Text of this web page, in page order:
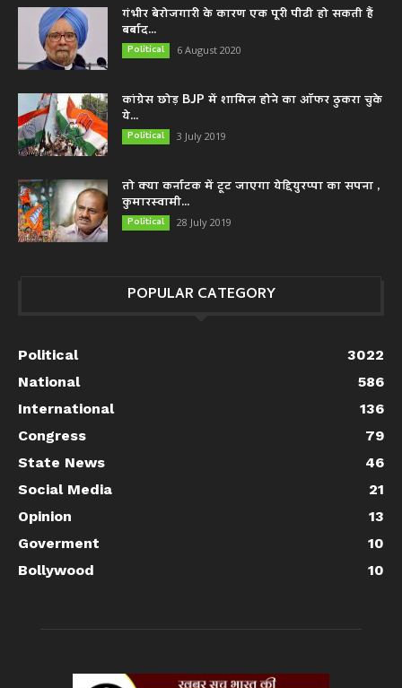
गंभीर बेरोजगारी के कारण एक पूरी पीढी हो सकती हैं
बर्बाद...
Political 6 August 2020
कांग्रेस छोड़ BJP में शामिल होने का ऑफर ठुकरा चुके
ये...
Political 3 July 2019
तो क्या कर्नाटक में टूट जाएगा येद्दियुरप्पा का सपना ,
कुमारस्वामी...
Political 28 July 2019
POPULAR CATEGORY
Political
3022
National
586
International
136
Congress
79
State News
46
Social Media
21
Opinion
13
Goverment
10
Bollywood
10